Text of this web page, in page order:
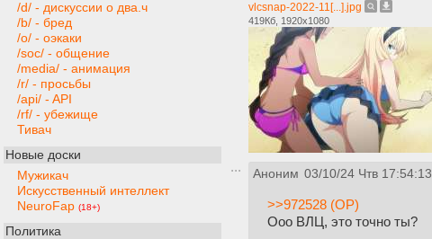
/d/ - дискуссии о два.ч
/b/ - бред
/o/ - оэкаки
/soc/ - общение
/media/ - анимация
/r/ - просьбы
/api/ - API
/rf/ - убежище
Тивач
Новые доски
Мужикач
Искусственный интеллект
NeuroFap (18+)
Политика
vlcsnap-2022-11[...].jpg
419Кб, 1920x1080
Аноним 03/10/24 Чтв 17:54:13
>>972528 (OP)
Ооо ВЛЦ, это точно ты?